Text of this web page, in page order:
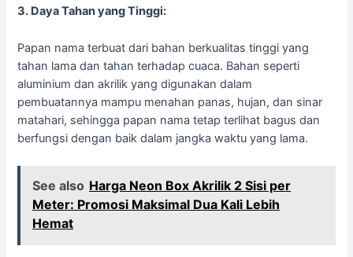
3. Daya Tahan yang Tinggi:
Papan nama terbuat dari bahan berkualitas tinggi yang
tahan lama dan tahan terhadap cuaca. Bahan seperti
aluminium dan akrilik yang digunakan dalam
pembuatannya mampu menahan panas, hujan, dan sinar
matahari, sehingga papan nama tetap terlihat bagus dan
berfungsi dengan baik dalam jangka waktu yang lama.
See also Harga Neon Box Akrilik 2 Sisi per
Meter: Promosi Maksimal Dua Kali Lebih
Hemat